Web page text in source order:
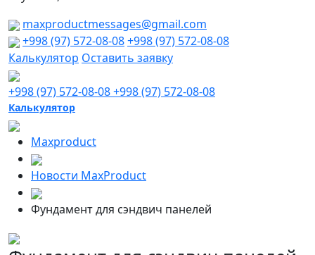
maxproductmessages@gmail.com
+998 (97) 572-08-08+998 (97) 572-08-08
Калькулятор Оставить заявку
+998 (97) 572-08-08+998 (97) 572-08-08
Калькулятор
Maxproduct
Новости MaxProduct
Фундамент для сэндвич панелей